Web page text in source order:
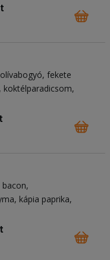
olívabogyó fekete
koktélparadicsom
bacon
kápia paprika